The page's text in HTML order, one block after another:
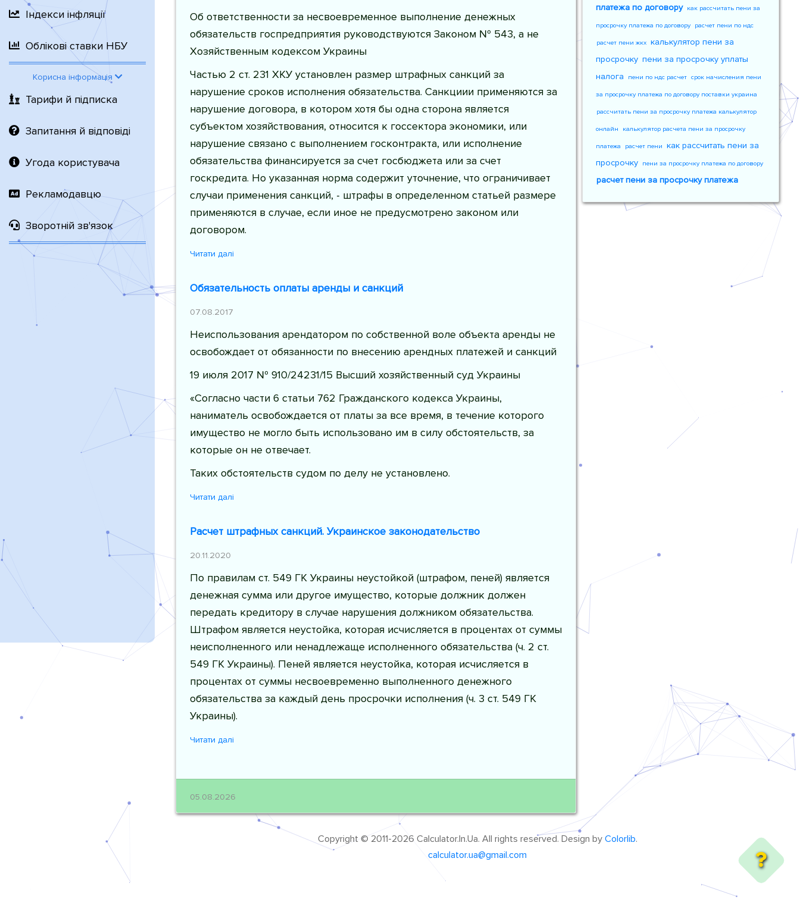
Індекси інфляції
Облікові ставки НБУ
Корисна інформація
Тарифи й підписка
Запитання й відповіді
Угода користувача
Рекламодавцю
Зворотній зв'язок
Об ответственности за несвоевременное выполнение денежных
обязательств госпредприятия руководствуются Законом № 543, а не
Хозяйственным кодексом Украины
Частью 2 ст. 231 ХКУ установлен размер штрафных санкций за
нарушение сроков исполнения обязательства. Санкциии применяются за
нарушение договора, в котором хотя бы одна сторона является
субъектом хозяйствования, относится к госсектора экономики, или
нарушение связано с выполнением госконтракта, или исполнение
обязательства финансируется за счет госбюджета или за счет
госкредита. Но указанная норма содержит уточнение, что ограничивает
случаи применения санкций, - штрафы в определенном статьей размере
применяются в случае, если иное не предусмотрено законом или
договором.
Читати далі
Обязательность оплаты аренды и санкций
07.08.2017
Неиспользования арендатором по собственной воле объекта аренды не
освобождает от обязанности по внесению арендных платежей и санкций
19 июля 2017 № 910/24231/15 Высший хозяйственный суд Украины
«Согласно части 6 статьи 762 Гражданского кодекса Украины,
наниматель освобождается от платы за все время, в течение которого
имущество не могло быть использовано им в силу обстоятельств, за
которые он не отвечает.
Таких обстоятельств судом по делу не установлено.
Читати далі
Расчет штрафных санкций. Украинское законодательство
20.11.2020
По правилам ст. 549 ГК Украины неустойкой (штрафом, пеней) является
денежная сумма или другое имущество, которые должник должен
передать кредитору в случае нарушения должником обязательства.
Штрафом является неустойка, которая исчисляется в процентах от суммы
неисполненного или ненадлежаще исполненного обязательства (ч. 2 ст.
549 ГК Украины). Пеней является неустойка, которая исчисляется в
процентах от суммы несвоевременно выполненного денежного
обязательства за каждый день просрочки исполнения (ч. 3 ст. 549 ГК
Украины).
Читати далі
05.08.2026
платежа по договору
как рассчитать пени за
просрочку платежа по договору расчет пени по ндс
расчет пени жкх калькулятор пени за
просрочку пени за просрочку уплаты
налога
пени по ндс расчет срок начисления пени
за просрочку платежа по договору поставки украина
рассчитать пени за просрочку платежа калькулятор
онлайн калькулятор расчета пени за просрочку
платежа расчет пени
как рассчитать пени за
просрочку
пени за просрочку платежа по договору
расчет пени за просрочку платежа
Copyright © 2011-2026 Calculator.In.Ua. All rights reserved. Design by Colorlib.
calculator.ua@gmail.com